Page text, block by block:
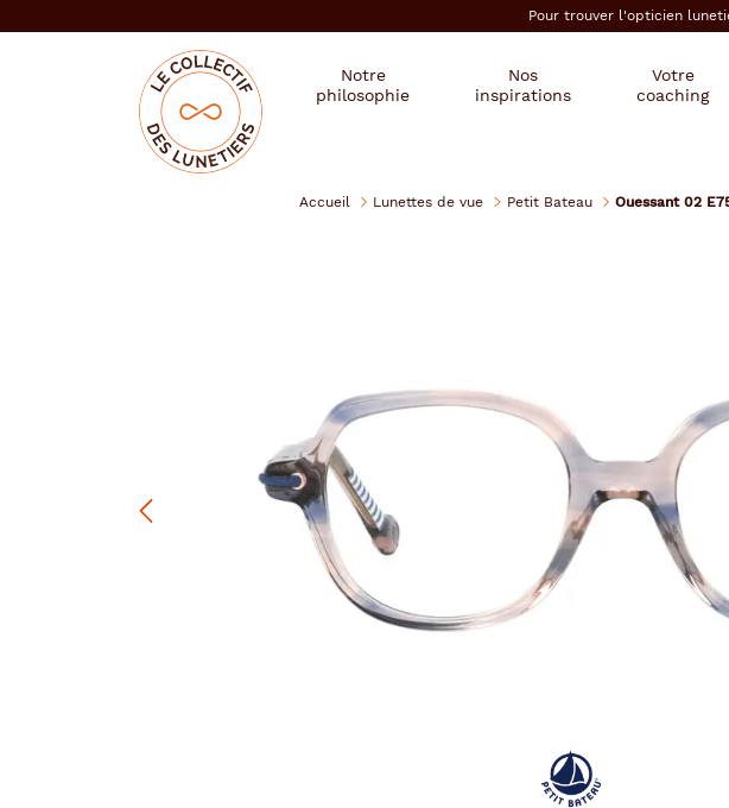
Pour trouver l'opticien
Opticien
le
collectif
des
lunetiers
Notre
philosophie
Nos
inspirations
Votre
coaching
Accueil Lunettes de vue Petit Bateau Ouessant 02
Précédent